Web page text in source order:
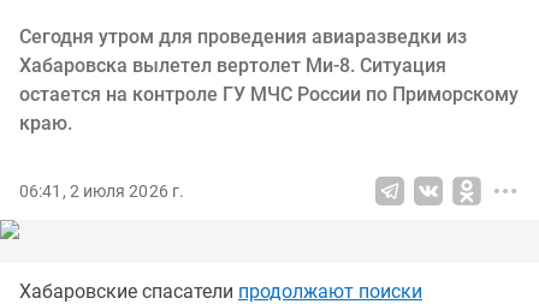
Сегодня утром для проведения авиаразведки из
Хабаровска вылетел вертолет Ми-8. Ситуация
остается на контроле ГУ МЧС России по Приморскому
краю.
06:41, 2 июля 2026 г.
Хабаровские спасатели продолжают поиски